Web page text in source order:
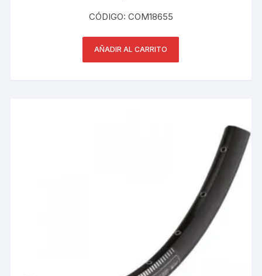
CÓDIGO: COM18655
AÑADIR AL CARRITO